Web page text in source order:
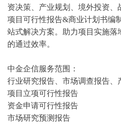
资决策、产业规划、境外投资
项目可行性报告&商业计划书编
站式解决方案。助力项目实施落
的通过效率。
中金企信服务范围：
行业研究报告、市场调查报告、
项目立项可行性报告
资金申请可行性报告
市场研究预测报告